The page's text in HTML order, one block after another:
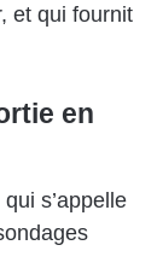
et qui fournit
en
s’appelle